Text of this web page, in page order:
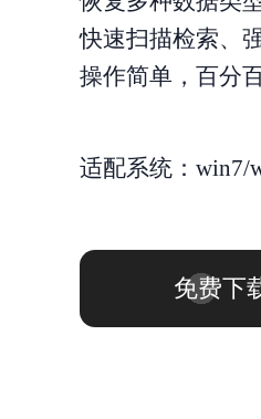
快速扫描检索、
操作简单，百分
适配系统：win7/
免费下